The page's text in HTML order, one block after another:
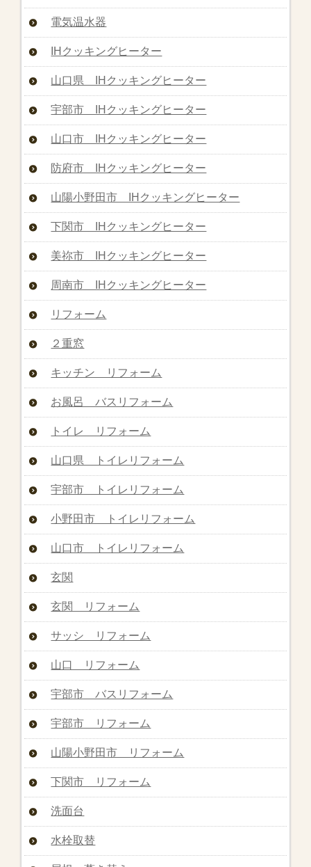
電気温水器
IHクッキングヒーター
山口県 IHクッキングヒーター
宇部市 IHクッキングヒーター
山口市 IHクッキングヒーター
防府市 IHクッキングヒーター
山陽小野田市 IHクッキングヒーター
下関市 IHクッキングヒーター
美祢市 IHクッキングヒーター
周南市 IHクッキングヒーター
リフォーム
２重窓
キッチン リフォーム
お風呂 バスリフォーム
トイレ リフォーム
山口県 トイレリフォーム
宇部市 トイレリフォーム
小野田市 トイレリフォーム
山口市 トイレリフォーム
玄関
玄関 リフォーム
サッシ リフォーム
山口 リフォーム
宇部市 バスリフォーム
宇部市 リフォーム
山陽小野田市 リフォーム
下関市 リフォーム
洗面台
水栓取替